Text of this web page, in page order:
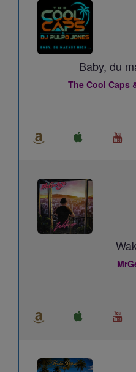
Baby, du
The Cool Caps